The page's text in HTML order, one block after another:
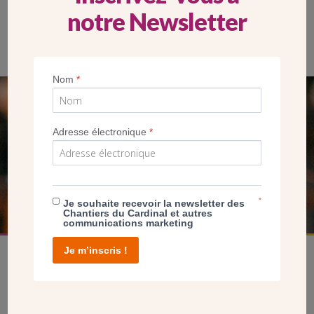
Les paroissiens réfléchissent depuis deux ans à rebâtir le
presbytère, c’est aussi une façon de redynamiser la
SEUL VOTRE DON
NOUS PERMET D’AGIR
FAIRE UN DON
notre Newsletter
Nom*
Adresse électronique*
Je souhaite recevoir la newsletter des
Chantiers du Cardinal et autres
communications marketing
*
Je m’inscris !